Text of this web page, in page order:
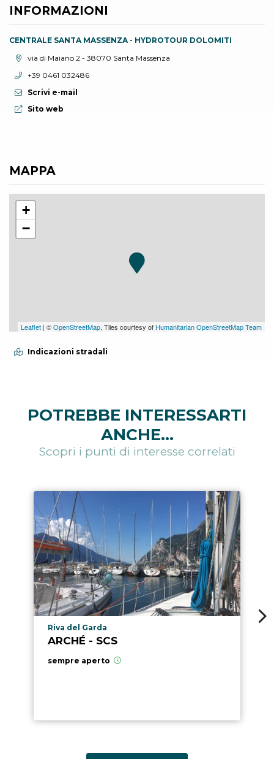
INFORMAZIONI
CENTRALE SANTA MASSENZA - HYDROTOUR DOLOMITI
Località:via di Maiano 2 - 38070 Santa Massenza
Telefono:
+39 0461 032486
Scrivi e-mail
Sito web:
Sito web
MAPPA
+
−
Leaflet | ©OpenStreetMap, Tiles courtesy of Humanitarian OpenStreetMap Team
Indicazioni stradali
POTREBBE INTERESSARTI
ANCHE...
Scopri i punti di interesse correlati
Località punto di interesse
Riva del Garda
ARCHÉ - SCS
sempre aperto